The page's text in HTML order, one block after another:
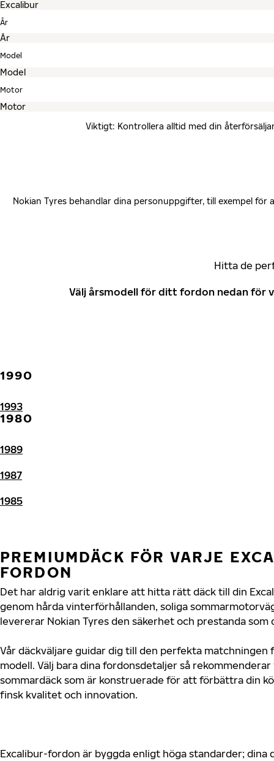
År
Model
Motor
Viktigt: Kontrollera alltid med din
Nokian Tyres behandlar dina personuppgifter, till exempel
Hitta de
Välj årsmodell för ditt fordon nedan för
1990
1993
1980
1989
1987
1985
PREMIUMDÄCK FÖR VARJE
FORDON
Det har aldrig varit enklare att hitta rätt däck till din
genom hårda vinterförhållanden, soliga
levererar Nokian Tyres den säkerhet och prestanda som
Vår däckväljare guidar dig till den perfekta matchningen
modell. Välj bara dina fordonsdetaljer så
sommardäck som är konstruerade för att förbättra din
finsk kvalitet och innovation.
Excalibur-fordon är byggda enligt höga standarder; dina